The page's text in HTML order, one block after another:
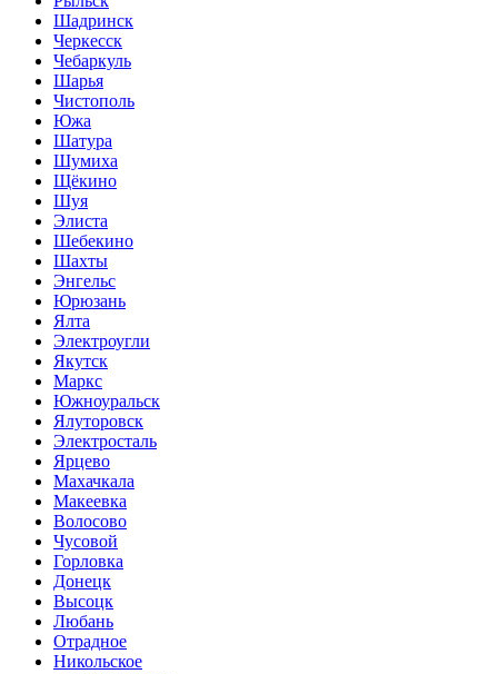
Шадринск
Черкесск
Чебаркуль
Шарья
Чистополь
Южа
Шатура
Шумиха
Щёкино
Шуя
Элиста
Шебекино
Шахты
Энгельс
Юрюзань
Ялта
Электроугли
Якутск
Маркс
Южноуральск
Ялуторовск
Электросталь
Ярцево
Махачкала
Макеевка
Волосово
Чусовой
Горловка
Донецк
Высоцк
Любань
Отрадное
Никольское